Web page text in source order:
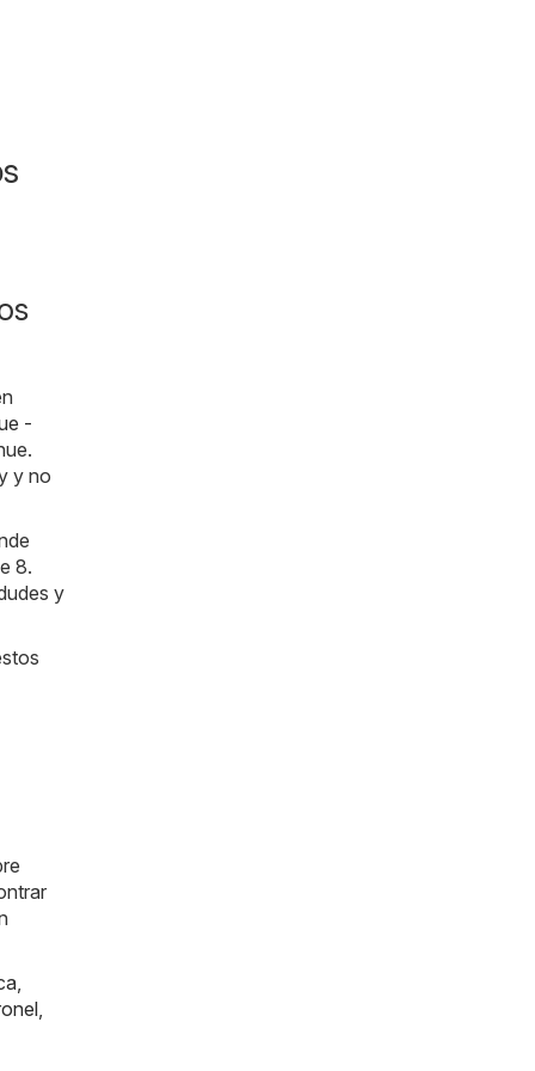
-
y no
8.
y
,
,